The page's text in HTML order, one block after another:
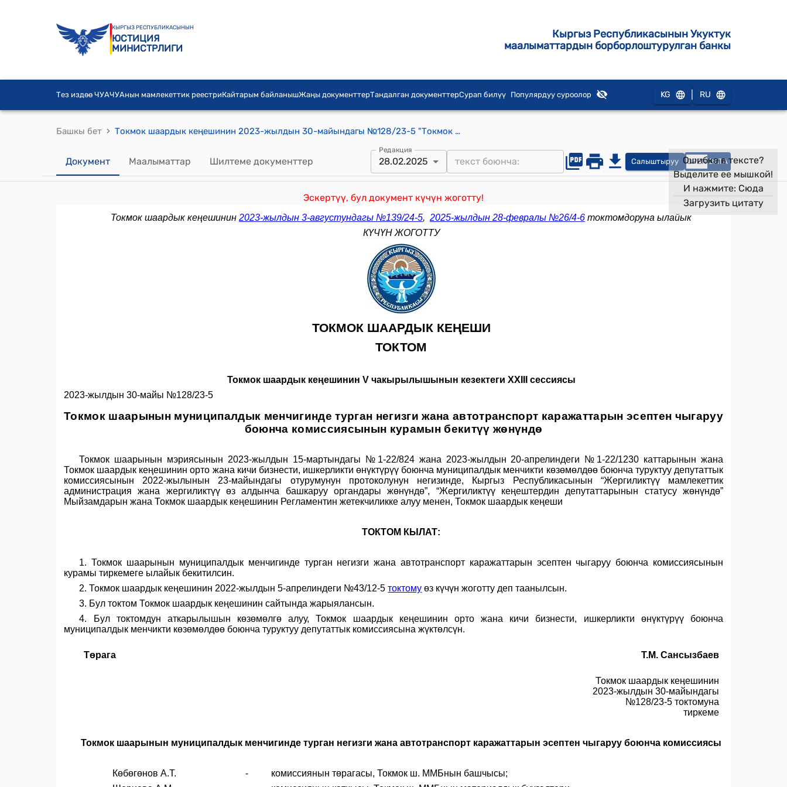
КЫРГЫЗ РЕСПУБЛИКАСЫНЫН
ЮСТИЦИЯ
МИНИСТРЛИГИ
Кыргыз Республикасынын Укуктук
маалыматтардын борборлоштурулган банкы
Тез издөө ЧУАЧУАнын мамлекеттик реестриКайтарым байланышЖаңы документтерТандалган документтерСурап билүү Популярдуу суроолор KG RU
Башкы бет › Токмок шаардык кеңешинин 2023-жылдын 30-майындагы №128/23-5 "Токмок шаарынын муниципалдык менчигинде турган негизги жана автотранспорт каражаттарын эсептен чыгаруу боюнча комиссиясынын курамын бекитүү жѳнүндѳ" токтому
Документ Маалыматтар Шилтеме документтер
Редакция
28.02.2025 Салыштыруу OPEN DATA
Эскертүү, бул документ күчүн жоготту!
Ошибка в тексте?
Выделите ее мышкой!
И нажмите: Сюда
Загрузить цитату